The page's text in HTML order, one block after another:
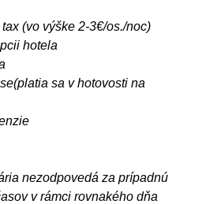
(vo výške 2-3€/os./noc)
hotela
sa v hotovosti na
nezodpovedá za prípadnú
v rámci rovnakého dňa